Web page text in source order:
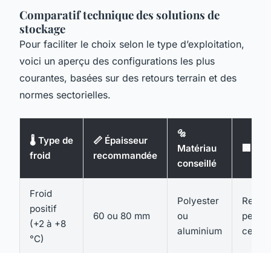
Comparatif technique des solutions de
stockage
Pour faciliter le choix selon le type d’exploitation,
voici un aperçu des configurations les plus
courantes, basées sur des retours terrain et des
normes sectorielles.
🌡️ Type de
froid
📏 Épaisseur
recommandée
🔩
Matériau
conseillé
🏢
Froid
positif
(+2 à +8
°C)
60 ou 80 mm
Polyester
ou
aluminium